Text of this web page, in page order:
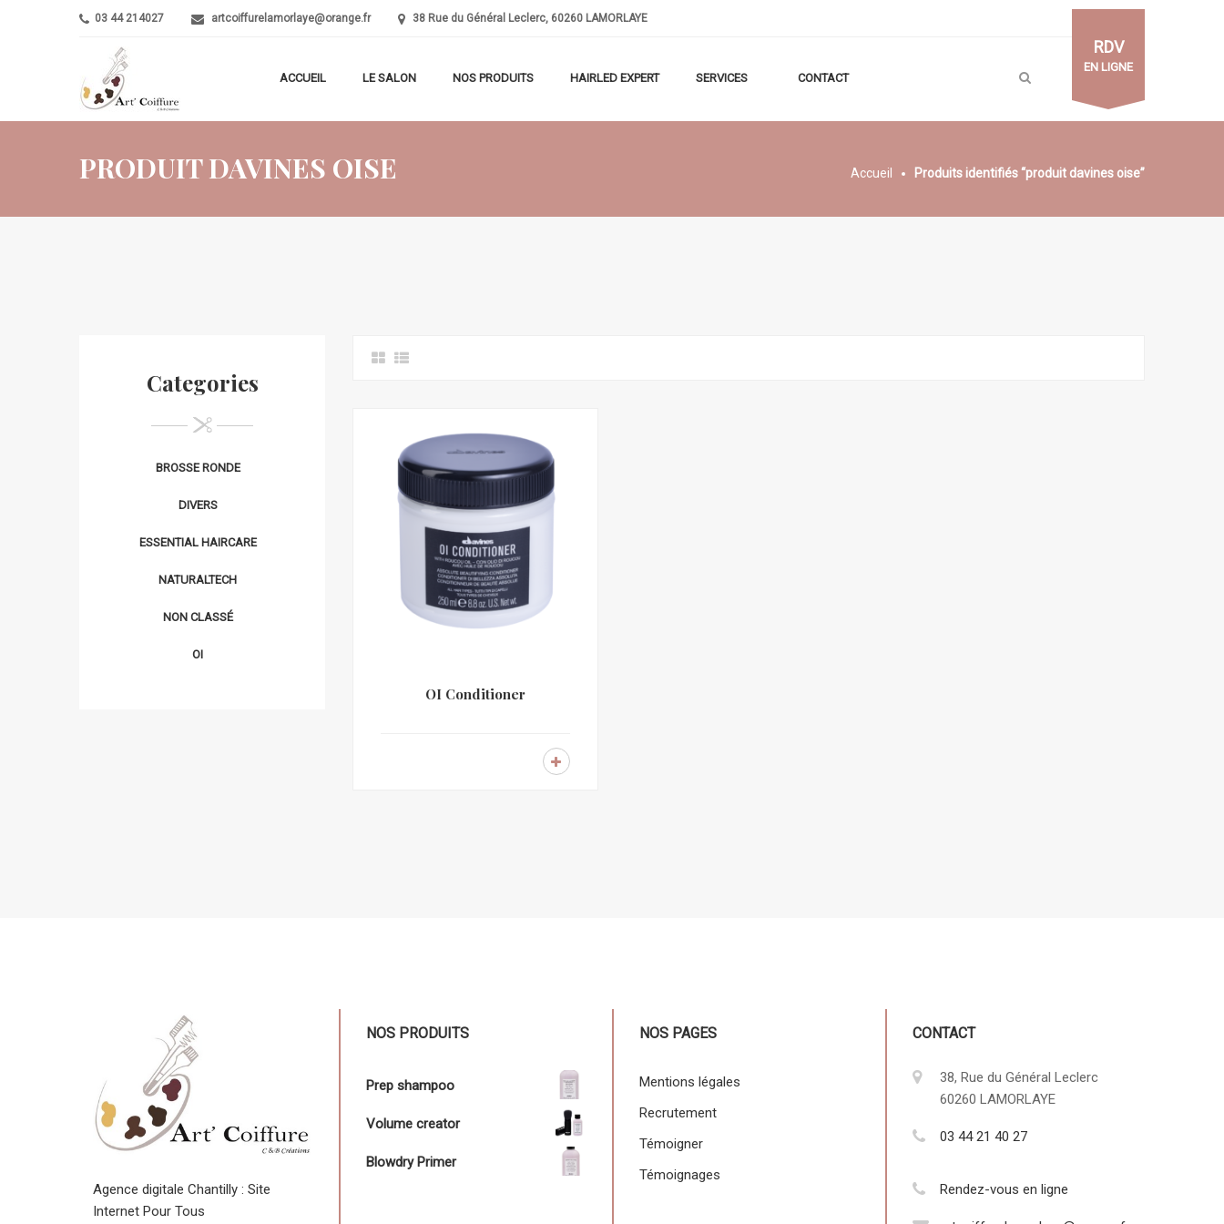
03 44 214027 artcoiffurelamorlaye@orange.fr 38 Rue du Général Leclerc, 60260 LAMORLAYE
ACCUEIL LE SALON NOS PRODUITS HAIRLED EXPERT SERVICES CONTACT
RDV
EN LIGNE
PRODUIT DAVINES OISE Accueil Produits identifiés “produit davines oise”
OI Conditioner
Categories
BROSSE RONDE
DIVERS
ESSENTIAL HAIRCARE
NATURALTECH
NON CLASSÉ
OI
Agence digitale Chantilly : Site
Internet Pour Tous
NOS PRODUITS
Prep shampoo
Volume creator
Blowdry Primer
NOS PAGES
Mentions légales
Recrutement
Témoigner
Témoignages
CONTACT
38, Rue du Général Leclerc
60260 LAMORLAYE
03 44 21 40 27
Rendez-vous en ligne